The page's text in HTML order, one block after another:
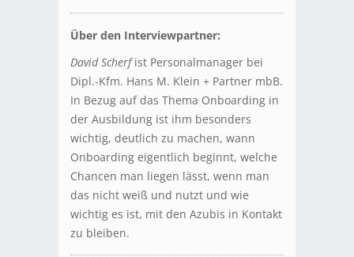
Über den Interviewpartner:
David Scherfist Personalmanager bei
Dipl.-Kfm. Hans M. Klein + Partner mbB.
In Bezug auf das Thema Onboarding in
der Ausbildung ist ihm besonders
wichtig, deutlich zu machen, wann
Onboarding eigentlich beginnt, welche
Chancen man liegen lässt, wenn man
das nicht weiß und nutzt und wie
wichtig es ist, mit den Azubis in Kontakt
zu bleiben.